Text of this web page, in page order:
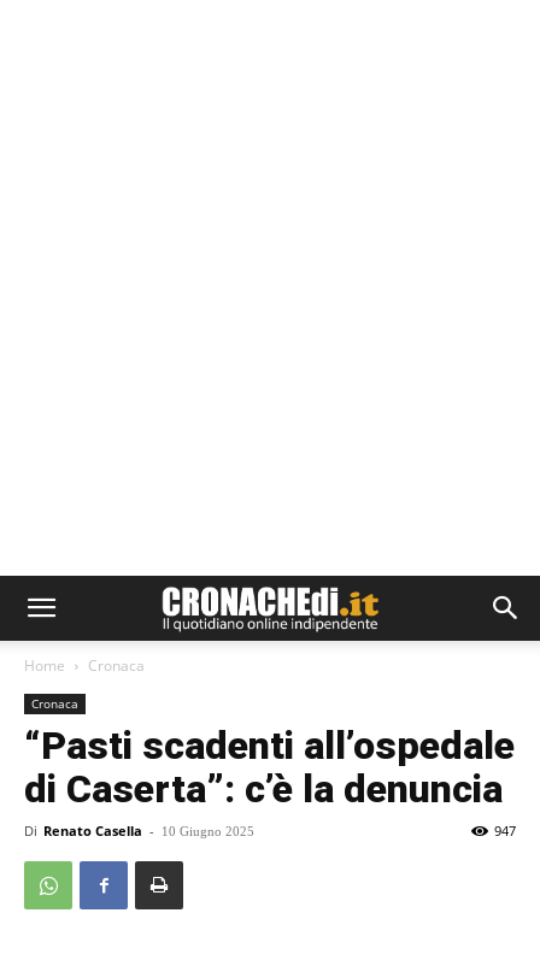
Home Cronaca
Cronaca
“Pasti scadenti all’ospedale
di Caserta”: c’è la denuncia
Di Renato Casella - 10 Giugno 2025 947